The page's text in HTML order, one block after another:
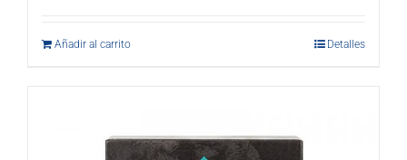
Añadir al carrito Detalles